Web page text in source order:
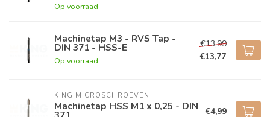
Op voorraad
Machinetap M3 - RVS Tap -
DIN 371 - HSS-E
Op voorraad
€13,99
€13,77
KING MICROSCHROEVEN
Machinetap HSS M1 x 0,25 - DIN €4,99